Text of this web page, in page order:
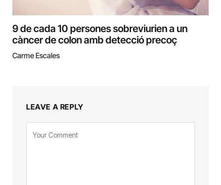
9 de cada 10 persones sobreviurien a un
càncer de colon amb detecció precoç
Carme Escales
LEAVE A REPLY